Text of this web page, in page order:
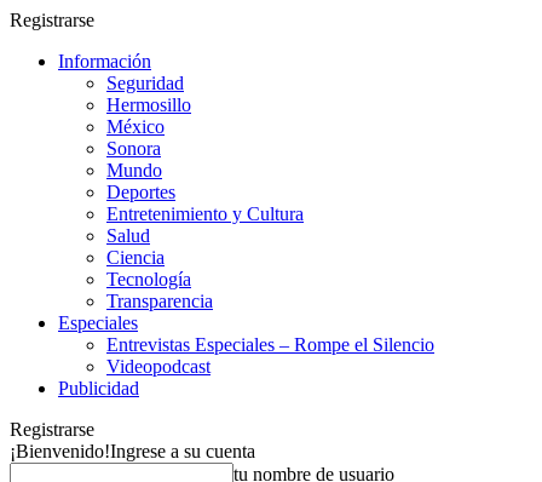
Registrarse
Información
Seguridad
Hermosillo
México
Sonora
Mundo
Deportes
Entretenimiento y Cultura
Salud
Ciencia
Tecnología
Transparencia
Especiales
Entrevistas Especiales – Rompe el Silencio
Videopodcast
Publicidad
Registrarse
¡Bienvenido!Ingrese a su cuenta
tu nombre de usuario